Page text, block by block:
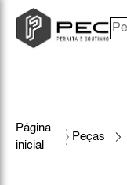
Página
inicial
Peças